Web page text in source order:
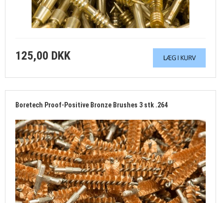
VÆRKSTED
BØSSEMAGERARBEJDE
DIT EGET PROJEKT
125,00 DKK
Boretech Proof-Positive Bronze Brushes 3 stk .264